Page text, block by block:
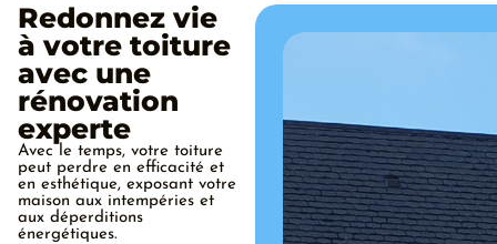
Redonnez vie
à votre toiture
avec une
rénovation
experte
Avec le temps, votre toiture
peut perdre en efficacité et
en esthétique, exposant votre
maison aux intempéries et
aux déperditions
énergétiques.